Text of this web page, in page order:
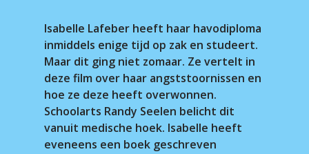
Isabelle Lafeber heeft haar havodiploma
inmiddels enige tijd op zak en studeert.
Maar dit ging niet zomaar. Ze vertelt in
deze film over haar angststoornissen en
hoe ze deze heeft overwonnen.
Schoolarts Randy Seelen belicht dit
vanuit medische hoek. Isabelle heeft
eveneens een boek geschreven